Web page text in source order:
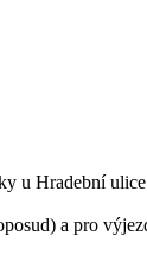
u Hradební
a pro